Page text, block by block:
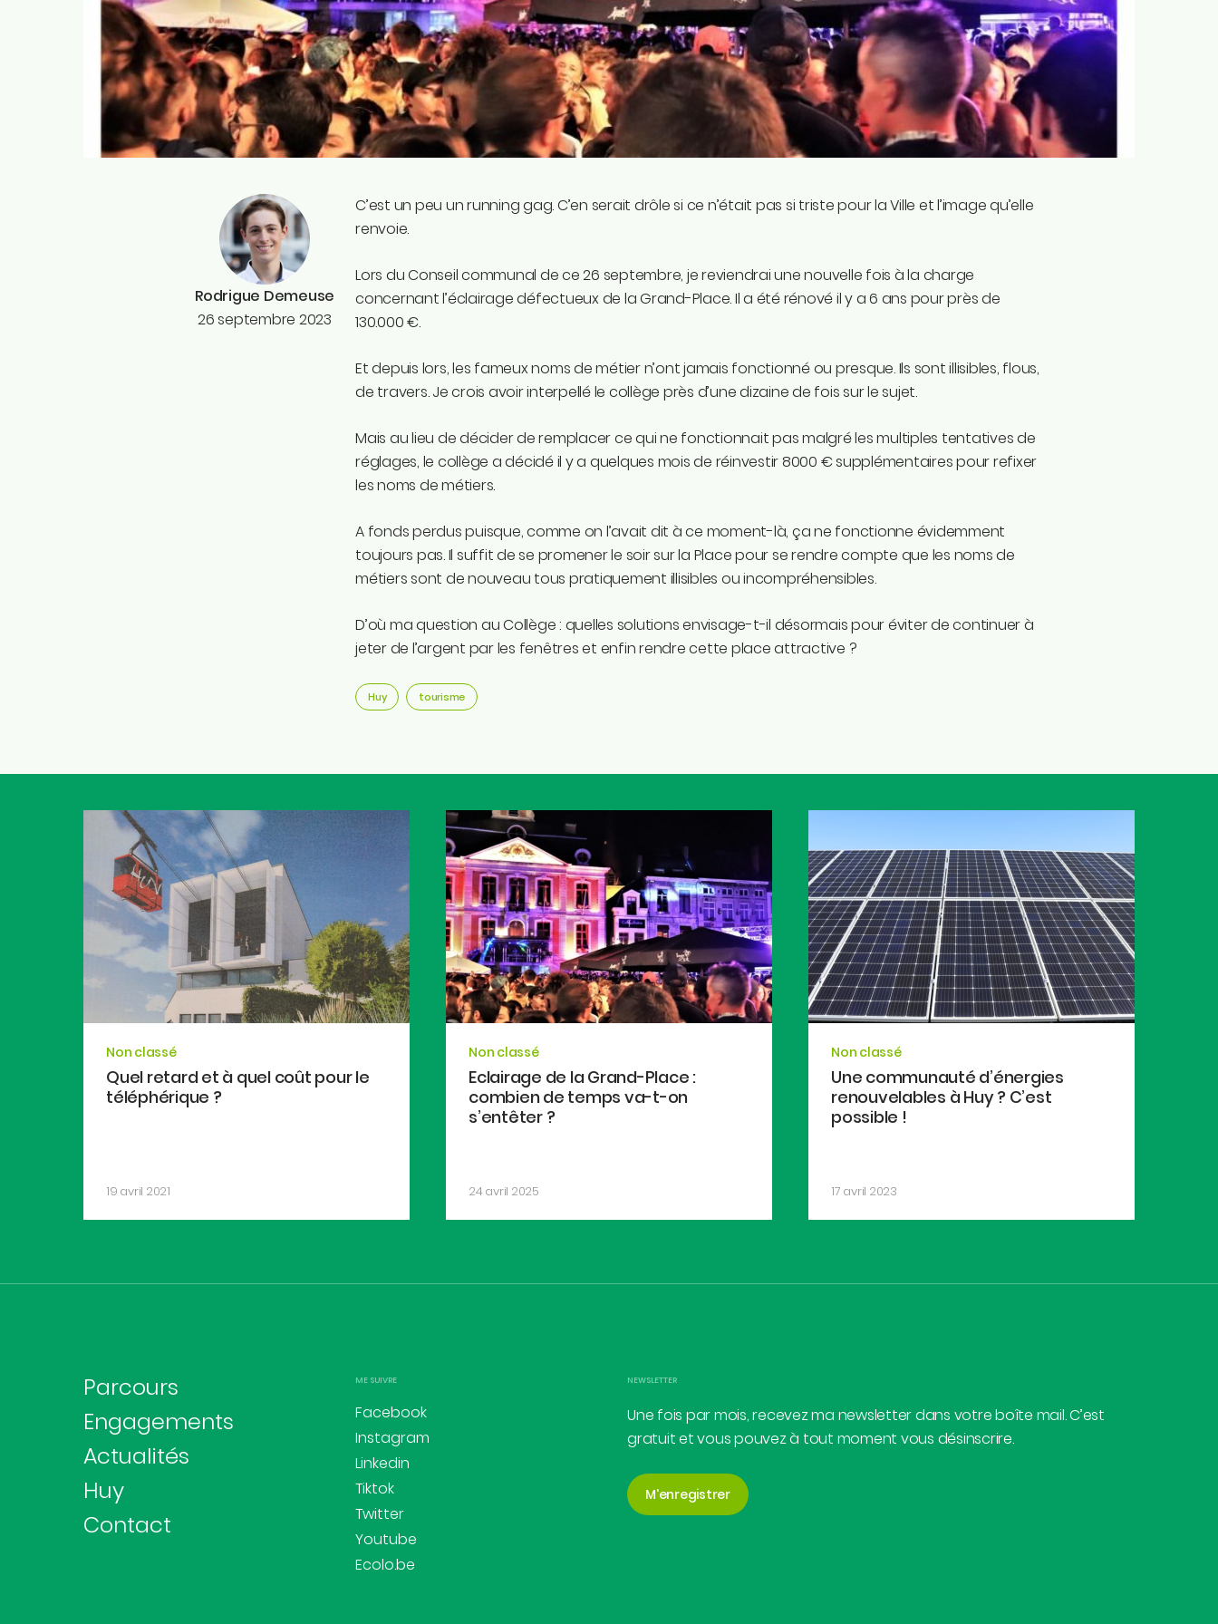
Rodrigue Demeuse
26 septembre 2023
C’est un peu un running gag. C’en serait drôle si ce n’était pas si triste pour la Ville et l’image qu’elle
renvoie.
Lors du Conseil communal de ce 26 septembre, je reviendrai une nouvelle fois à la charge
concernant l’éclairage défectueux de la Grand-Place. Il a été rénové il y a 6 ans pour près de
130.000 €.
Et depuis lors, les fameux noms de métier n’ont jamais fonctionné ou presque. Ils sont illisibles, flous,
de travers. Je crois avoir interpellé le collège près d’une dizaine de fois sur le sujet.
Mais au lieu de décider de remplacer ce qui ne fonctionnait pas malgré les multiples tentatives de
réglages, le collège a décidé il y a quelques mois de réinvestir 8000 € supplémentaires pour refixer
les noms de métiers.
A fonds perdus puisque, comme on l’avait dit à ce moment-là, ça ne fonctionne évidemment
toujours pas. Il suffit de se promener le soir sur la Place pour se rendre compte que les noms de
métiers sont de nouveau tous pratiquement illisibles ou incompréhensibles.
D’où ma question au Collège : quelles solutions envisage-t-il désormais pour éviter de continuer à
jeter de l’argent par les fenêtres et enfin rendre cette place attractive ?
Huy tourisme
Non classé
Quel retard et à quel coût pour le
téléphérique ?
19 avril 2021
Non classé
Eclairage de la Grand-Place :
combien de temps va-t-on
s’entêter ?
24 avril 2025
Non classé
Une communauté d’énergies
renouvelables à Huy ? C’est
possible !
17 avril 2023
Parcours
Engagements
Actualités
Huy
Contact
ME SUIVRE
Facebook
Instagram
Linkedin
Tiktok
Twitter
Youtube
Ecolo.be
NEWSLETTER
Une fois par mois, recevez ma newsletter dans votre boîte mail. C’est
gratuit et vous pouvez à tout moment vous désinscrire.
M'enregistrer